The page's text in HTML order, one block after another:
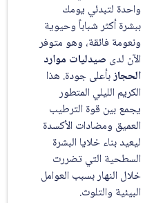
واحدة لتبدئي يومك
ببشرة أكثر شباباً وحيوية
ونعومة فائقة، وهو متوفر
الآن لدى صيدليات موارد
الحجازبأعلى جودة. هذا
الكريم الليلي المتطور
يجمع بين قوة الترطيب
العميق ومضادات الأكسدة
ليعيد بناء خلايا البشرة
السطحية التي تضررت
خلال النهار بسبب العوامل
البيئية والتلوث.